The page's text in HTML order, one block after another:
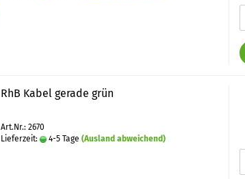
RhB Kabel gerade grün
Art.Nr.: 2670
Lieferzeit:
4-5 Tage (Ausland abweichend)